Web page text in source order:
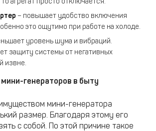
– повышает удобство включения
это ощутимо при работе на холоде.
уровень шума и вибраций.
защиту системы от негативных
извне.
генераторов в быту
мини-генератора
размер. Благодаря этому его
с собой. По этой причине такое